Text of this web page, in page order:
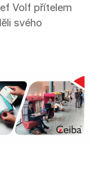
Volf přítelem
svého